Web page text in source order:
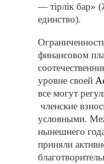
— тiрлiк бар»
единство).
финансовом
уровне своей
все могут
членские
условными.
нынешнего
приняли